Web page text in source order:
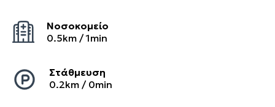
Νοσοκομείο
0.5km /1min
Στάθμευση
0.2km / 0min